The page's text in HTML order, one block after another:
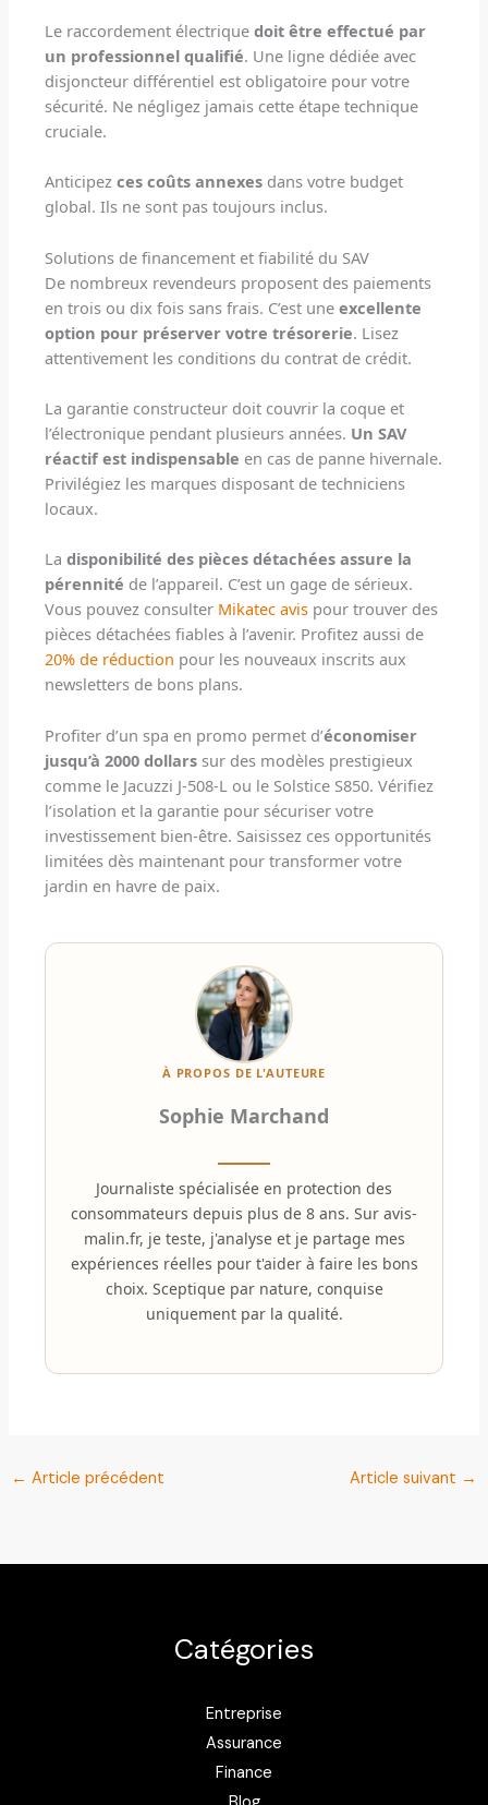
Le raccordement électrique doit être effectué par
un professionnel qualifié. Une ligne dédiée avec
disjoncteur différentiel est obligatoire pour votre
sécurité. Ne négligez jamais cette étape technique
cruciale.
Anticipez ces coûts annexesdans votre budget
global. Ils ne sont pas toujours inclus.
Solutions de financement et fiabilité du SAV
De nombreux revendeurs proposent des paiements
en trois ou dix fois sans frais. C’est une excellente
option pour préserver votre trésorerie. Lisez
attentivement les conditions du contrat de crédit.
La garantie constructeur doit couvrir la coque et
l’électronique pendant plusieurs années. Un SAV
réactif est indispensable en cas de panne hivernale.
Privilégiez les marques disposant de techniciens
locaux.
La disponibilité des pièces détachées assure la
pérennité de l’appareil. C’est un gage de sérieux.
Vous pouvez consulter Mikatec avispour trouver des
pièces détachées fiables à l’avenir. Profitez aussi de
20% de réduction pour les nouveaux inscrits aux
newsletters de bons plans.
Profiter d’un spa en promo permet d’économiser
jusqu’à 2000 dollarssur des modèles prestigieux
comme le Jacuzzi J-508-L ou le Solstice S850. Vérifiez
l’isolation et la garantie pour sécuriser votre
investissement bien-être. Saisissez ces opportunités
limitées dès maintenant pour transformer votre
jardin en havre de paix.
À PROPOS DE L'AUTEURE
Sophie Marchand
Journaliste spécialisée en protection des
consommateurs depuis plus de 8 ans. Sur avis-
malin.fr, je teste, j'analyse et je partage mes
expériences réelles pour t'aider à faire les bons
choix. Sceptique par nature, conquise
uniquement par la qualité.
← Article précédent Article suivant →
Catégories
Entreprise
Assurance
Finance